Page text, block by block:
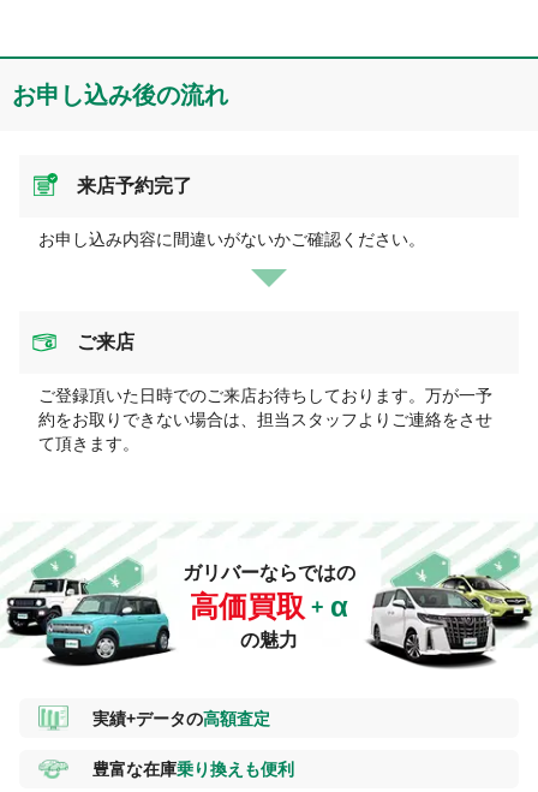
お申し込み後の流れ
来店予約完了
お申し込み内容に間違いがないかご確認ください。
ご来店
ご登録頂いた日時でのご来店お待ちしております。万が一予
約をお取りできない場合は、担当スタッフよりご連絡をさせ
て頂きます。
ガリバーならではの
高価買取
の魅力
実績+データの高額査定
豊富な在庫乗り換えも便利